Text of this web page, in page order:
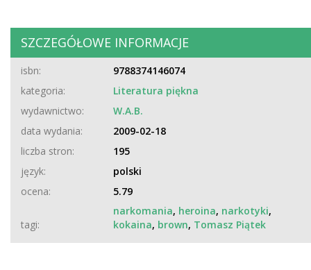
SZCZEGÓŁOWE INFORMACJE
isbn:
9788374146074
kategoria:
Literatura piękna
wydawnictwo:
W.A.B.
data wydania:
2009-02-18
liczba stron:
195
język:
polski
ocena:
5.79
tagi:
narkomania, heroina, narkotyki,
kokaina, brown, Tomasz Piątek